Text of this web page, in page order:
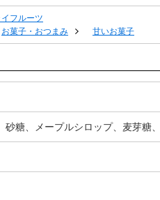
フルーツ
お菓子・おつまみ 甘いお菓子
砂糖、メープルシロップ、麦芽糖